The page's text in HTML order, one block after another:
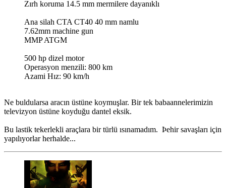
Zırh koruma 14.5 mm mermilere dayanıklı
Ana silah CTA CT40 40 mm namlu
7.62mm machine gun
MMP ATGM
500 hp dizel motor
Operasyon menzili: 800 km
Azami Hız: 90 km/h
Ne buldularsa aracın üstüne koymuşlar. Bir tek babaannelerimizin
televizyon üstüne koyduğu dantel eksik.
Bu lastik tekerlekli araçlara bir türlü ısınamadım. Þehir savaşları için
yapılıyorlar herhalde...